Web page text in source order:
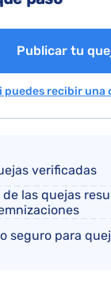
Publicar tu
puedes recibir una
verificadas
de las quejas
seguro para